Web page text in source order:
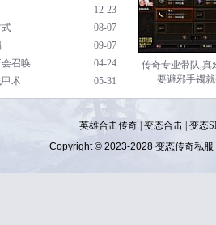
12-23
08-07
式
09-07
04-24
召唤
05-31
甲术
传奇专业带队,真
要避邪手镯
英雄合击传奇 变态合击 变态
Copyright © 2023-2028 变态传奇私服